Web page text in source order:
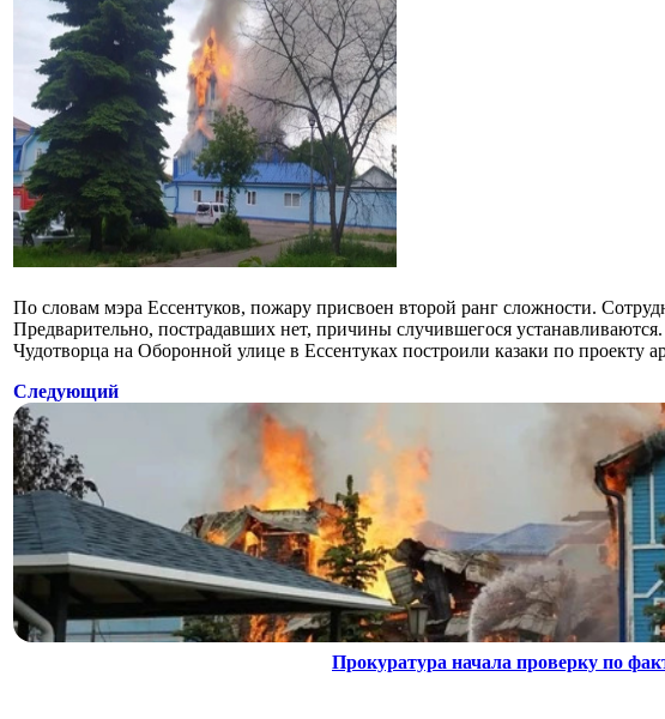
По словам мэра Ессентуков, пожару присвоен второй ранг сложности.
Предварительно, пострадавших нет, причины случившегося
Чудотворца на Оборонной улице в Ессентуках построили казаки по проекту
Следующий
Прокуратура начала проверку по